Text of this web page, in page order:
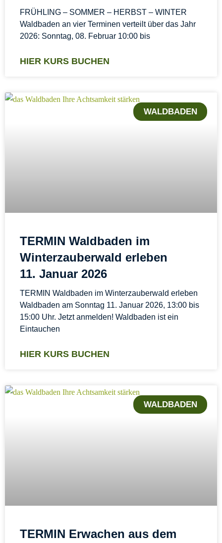
FRÜHLING – SOMMER – HERBST – WINTER
Waldbaden an vier Terminen verteilt über das Jahr
2026: Sonntag, 08. Februar 10:00 bis
HIER KURS BUCHEN
WALDBADEN
TERMIN Waldbaden im
Winterzauberwald erleben
11. Januar 2026
TERMIN Waldbaden im Winterzauberwald erleben
Waldbaden am Sonntag 11. Januar 2026, 13:00 bis
15:00 Uhr. Jetzt anmelden! Waldbaden ist ein
Eintauchen
HIER KURS BUCHEN
WALDBADEN
TERMIN Erwachen aus dem